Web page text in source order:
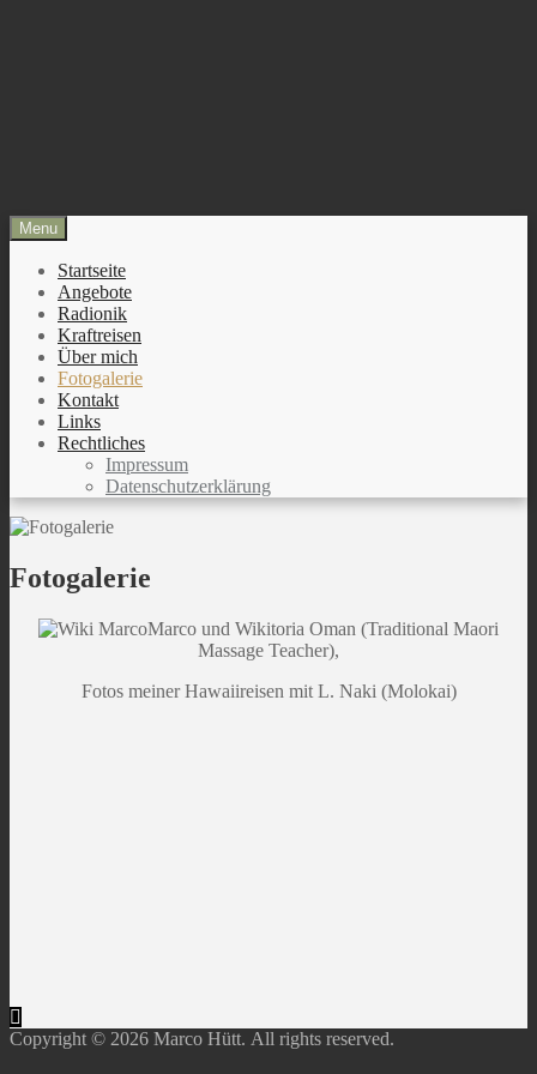
Skip
to
content
Menu
Startseite
Angebote
Radionik
Kraftreisen
Über mich
Fotogalerie
Kontakt
Links
Rechtliches
Impressum
Datenschutzerklärung
Fotogalerie
Marco und Wikitoria Oman (Traditional Maori
Massage Teacher),
Fotos meiner Hawaiireisen mit L. Naki (Molokai)
Copyright © 2026 Marco Hütt. All rights reserved.